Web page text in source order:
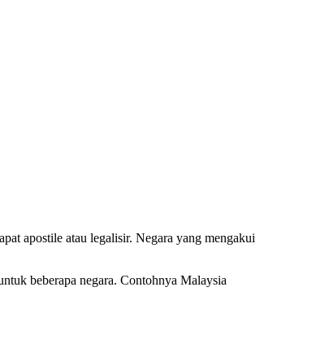
apostile atau legalisir. Negara yang mengakui
beberapa negara. Contohnya Malaysia